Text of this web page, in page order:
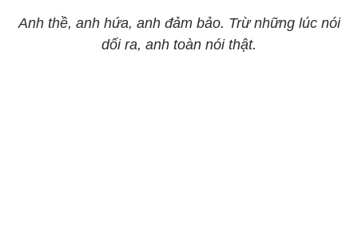
Anh thề, anh hứa, anh đảm bảo. Trừ những lúc nói
dối ra, anh toàn nói thật.